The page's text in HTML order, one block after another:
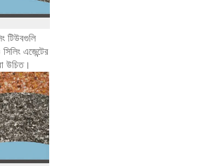
টিউবগুলি
এজেন্টের
উচিত।